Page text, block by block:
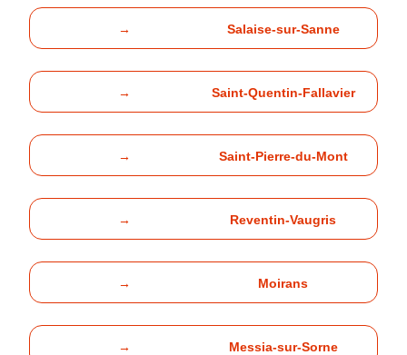
→ Salaise-sur-Sanne
→ Saint-Quentin-Fallavier
→ Saint-Pierre-du-Mont
→ Reventin-Vaugris
→ Moirans
→ Messia-sur-Sorne